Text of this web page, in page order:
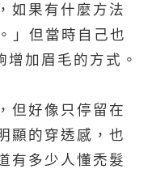
如果有什麼方法
」但當時自己也
加眉毛的方式。
但好像只停留在
顯的穿透感，也
有多少人懂禿髮